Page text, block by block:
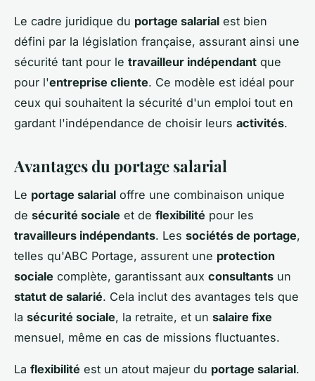
Le cadre juridique du portage salarial est bien
défini par la législation française, assurant ainsi une
sécurité tant pour le travailleur indépendant que
pour l'entreprise cliente. Ce modèle est idéal pour
ceux qui souhaitent la sécurité d'un emploi tout en
gardant l'indépendance de choisir leurs activités.
Avantages du portage salarial
Le portage salarial offre une combinaison unique
de sécurité sociale et de flexibilité pour les
travailleurs indépendants. Les sociétés de portage,
telles qu'ABC Portage, assurent une protection
sociale complète, garantissant aux consultants un
statut de salarié. Cela inclut des avantages tels que
la sécurité sociale, la retraite, et un salaire fixe
mensuel, même en cas de missions fluctuantes.
La flexibilité est un atout majeur du portage salarial.